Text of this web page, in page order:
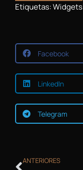
Etiquetas:Widgets
Facebook
LinkedIn
Telegram
ANTERIORES